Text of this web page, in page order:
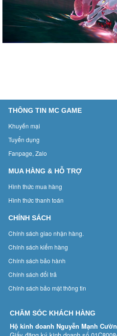
THÔNG TIN MC GAME
Khuyến mại
Tuyển dụng
Fanpage, Zalo
MUA HÀNG & HỖ TRỢ
Hình thức mua hàng
Hình thức thanh toán
CHÍNH SÁCH
Chính sách giao nhận hàng.
Chính sách kiểm hàng
Chính sách bảo hành
Chính sách đổi trả
Chính sách bảo mật thông tin
CHĂM SÓC KHÁCH HÀNG
Hộ kinh doanh Nguyễn Mạnh